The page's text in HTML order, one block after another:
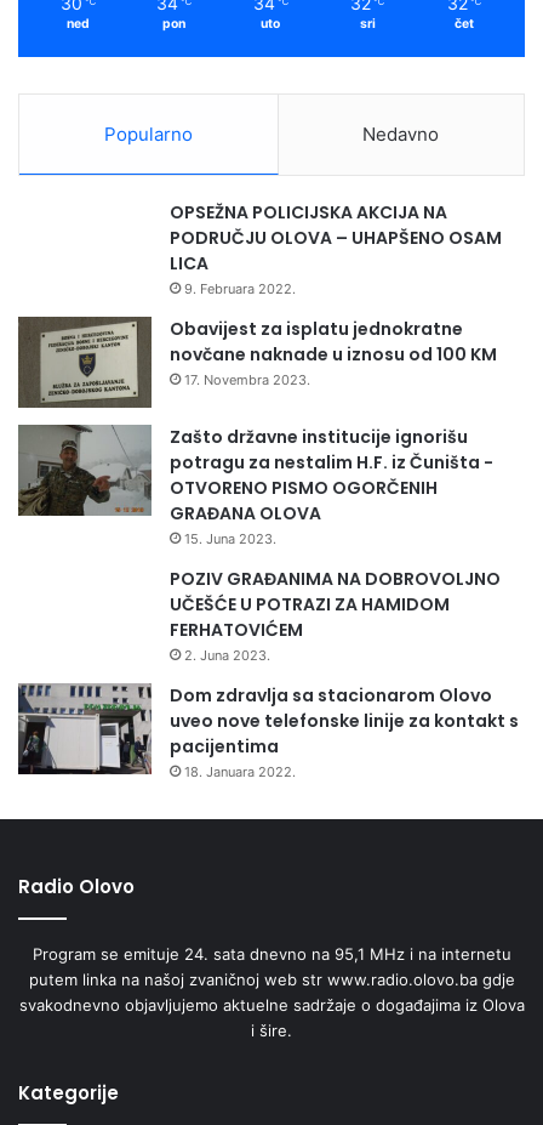
ned pon uto sri čet
Popularno Nedavno
OPSEŽNA POLICIJSKA AKCIJA NA
PODRUČJU OLOVA – UHAPŠENO OSAM
LICA
9. Februara 2022.
Obavijest za isplatu jednokratne
novčane naknade u iznosu od 100 KM
17. Novembra 2023.
Zašto državne institucije ignorišu
potragu za nestalim H.F. iz Čuništa -
OTVORENO PISMO OGORČENIH
GRAĐANA OLOVA
15. Juna 2023.
POZIV GRAĐANIMA NA DOBROVOLJNO
UČEŠĆE U POTRAZI ZA HAMIDOM
FERHATOVIĆEM
2. Juna 2023.
Dom zdravlja sa stacionarom Olovo
uveo nove telefonske linije za kontakt s
pacijentima
18. Januara 2022.
Radio Olovo
Program se emituje 24. sata dnevno na 95,1 MHz i na internetu
putem linka na našoj zvaničnoj web str www.radio.olovo.ba gdje
svakodnevno objavljujemo aktuelne sadržaje o događajima iz Olova
i šire.
Kategorije